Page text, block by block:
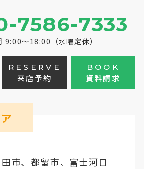
7586-7333
9:00～18:00（水曜定休）
RESERVE
来店予約
BOOK
資料請求
市、都留市、 富士河口